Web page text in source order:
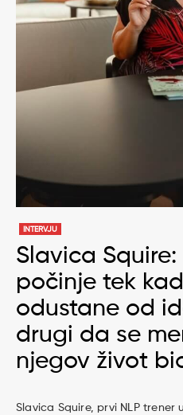
INTERVJU
Slavica
počinje tek
odustane od
drugi da se
njegov život
Slavica Squire, prvi NLP trener